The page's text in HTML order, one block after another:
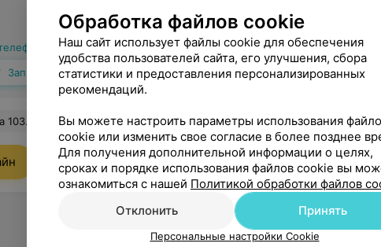
Записаться
100 руб.
Запись по телефону
Записаться
что меня интересовало. Она высокопрофессиональна, очень обоятельна, доброжелательна и наделена чувством эмпатии. В качестве бонусов я получила психологическую разгрузку, мотивационный тренинг и уверенность в конечном результате. Результатом осталась очень довольна. Рекомендую всем процедуру и особенно Ромахову Ингу Николаевну. Обязательно вернусь к ней с новыми запросами. Еще
Отзывы362
Обработка файлов cookie
Наш сайт использует файлы cookie для обеспечения
удобства пользователей сайта, его улучшения, сбора
статистики и предоставления персонализированных
рекомендаций.
Вы можете настроить параметры использования
cookie или изменить свое согласие в более позднее
Для получения дополнительной информации о целях,
сроках и порядке использования файлов cookie вы
ознакомиться с нашей Политикой обработки файлов
Отклонить
Принять
Персональные настройки Cookie